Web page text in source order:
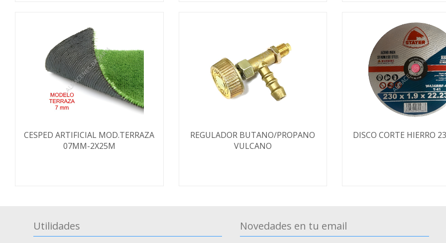
CESPED ARTIFICIAL MOD.TERRAZA
07MM-2X25M
REGULADOR BUTANO/PROPANO
VULCANO
DISCO CORTE HIERRO
Utilidades Novedades en tu email